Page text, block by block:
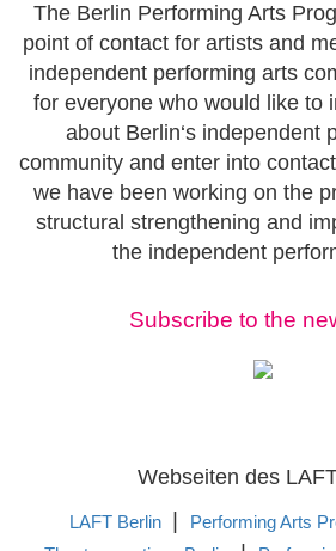
The Berlin Performing Arts
point of contact for artists and
independent performing arts
for everyone who would like to
about Berlin‘s independent
community and enter into
we have been working on the
structural strengthening and
the independent
Subscribe to the
Webseiten des
LAFT Berlin Performing Arts